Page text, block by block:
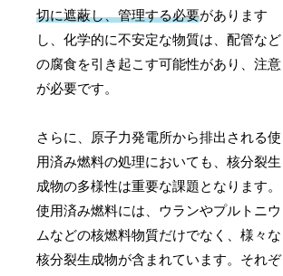
切に遮蔽し、管理する必要があります
し、化学的に不安定な物質は、配管など
の腐食を引き起こす可能性があり、注意
が必要です。
さらに、原子力発電所から排出される使
用済み燃料の処理においても、核分裂生
成物の多様性は重要な課題となります。
使用済み燃料には、ウランやプルトニウ
ムなどの核燃料物質だけでなく、様々な
核分裂生成物が含まれています。それぞ